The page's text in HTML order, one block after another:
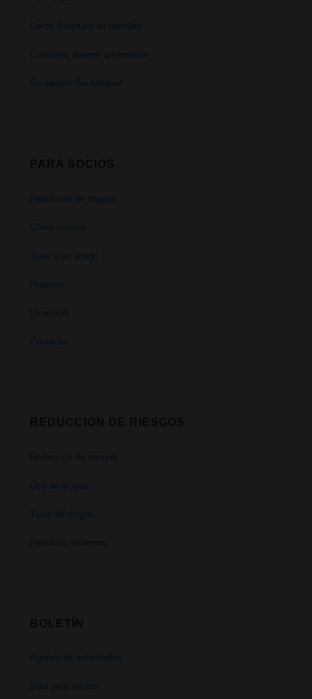
Come diventare un membro
Comment devenir un membre
So werden Sie Mitglied
Reducción de riesgos
Cómo renovar
Traer a un amigo
Horarios
Dirección
Contacto
Reducción de riesgos
Uso de drogas
Tipos de drogas
Recursos externos
Agenda de actividades
Solo para socios